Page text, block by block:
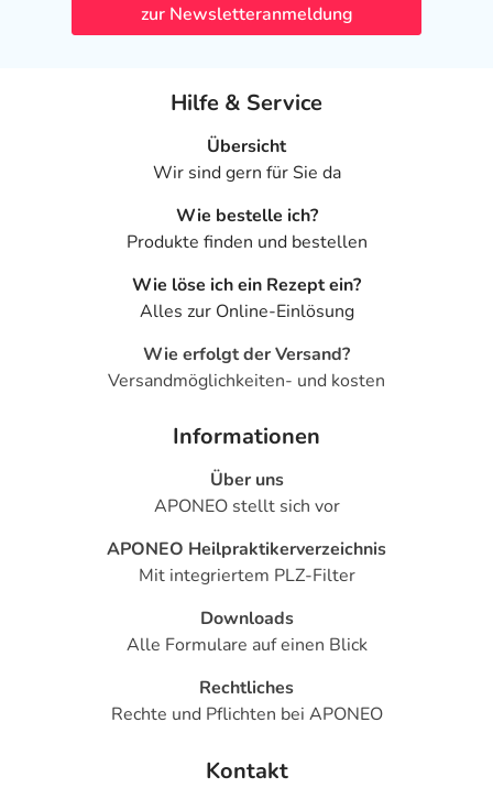
zur Newsletteranmeldung
Hilfe & Service
Übersicht
Wir sind gern für Sie da
Wie bestelle ich?
Produkte finden und bestellen
Wie löse ich ein Rezept ein?
Alles zur Online-Einlösung
Wie erfolgt der Versand?
Versandmöglichkeiten- und kosten
Informationen
Über uns
APONEO stellt sich vor
APONEO Heilpraktikerverzeichnis
Mit integriertem PLZ-Filter
Downloads
Alle Formulare auf einen Blick
Rechtliches
Rechte und Pflichten bei APONEO
Kontakt